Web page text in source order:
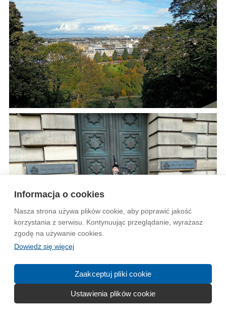
Informacja o cookies
Nasza strona używa plików cookie, aby poprawić jakość
korzystania z serwisu. Kontynuując przeglądanie, wyrażasz
zgodę na używanie cookies.
Dowiedz się więcej
Zaakceptuj pliki cookie
Ustawienia plików cookie